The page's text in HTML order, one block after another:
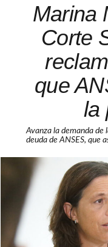
Marina
Corte
que
la
Avanza la demanda de
deuda de ANSES, que